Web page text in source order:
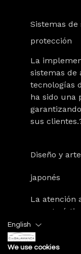
Sistemas
protección
La
sistemas de
tecnologías
ha sido una
sus
Diseño y
japonés
La atención
de lujo
profunda
tradición del
English
We use cookies